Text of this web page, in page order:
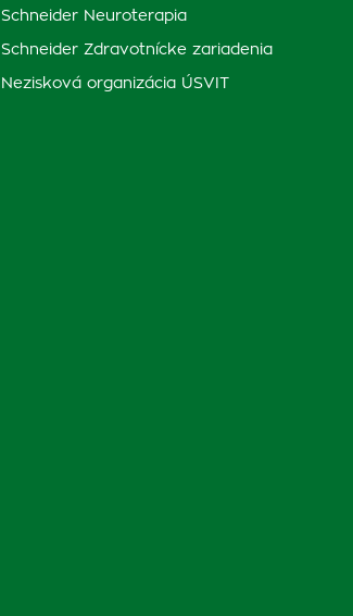
Schneider Neuroterapia
Schneider Zdravotnícke zariadenia
Nezisková organizácia ÚSVIT